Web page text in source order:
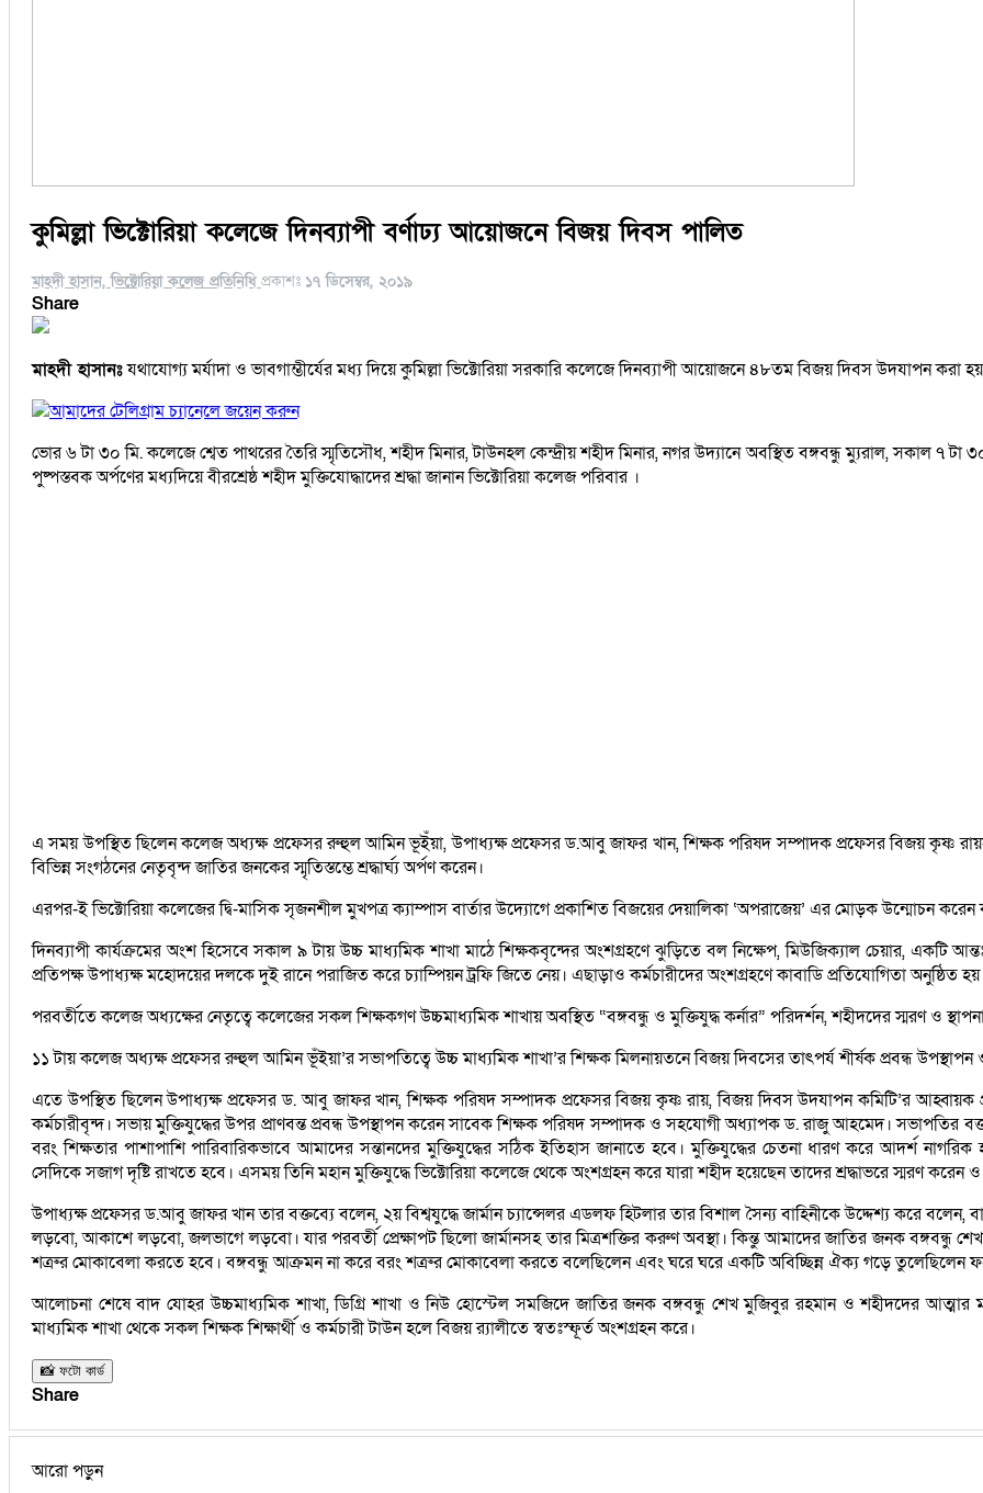
কুমিল্লা ভিক্টোরিয়া কলেজে দিনব্যাপী বর্ণাঢ্য আয়োজনে বিজয় দিবস পালিত
মাহদী হাসান, ভিক্টোরিয়া কলেজ প্রতিনিধি প্রকাশঃ ১৭ ডিসেম্বর, ২০১৯
Share
মাহদী হাসানঃযথাযোগ্য মর্যাদা ও ভাবগাম্ভীর্যের মধ্য দিয়ে কুমিল্লা ভিক্টোরিয়া সরকারি কলেজে দিনব্যাপী আয়োজনে ৪৮তম বিজয় দিবস উদযাপন করা
আমাদের টেলিগ্রাম চ্যানেলে জয়েন করুন
ভোর ৬ টা ৩০ মি. কলেজে শ্বেত পাথরের তৈরি স্মৃতিসৌধ, শহীদ মিনার, টাউনহল কেন্দ্রীয় শহীদ মিনার, নগর উদ্যানে অবস্থিত বঙ্গবন্ধু ম্যুরাল, সকাল ৭ টা
পুষ্পস্তবক অর্পণের মধ্যদিয়ে বীরশ্রেষ্ঠ শহীদ মুক্তিযোদ্ধাদের শ্রদ্ধা জানান ভিক্টোরিয়া কলেজ পরিবার ।
এ সময় উপস্থিত ছিলেন কলেজ অধ্যক্ষ প্রফেসর রুহুল আমিন ভূইঁয়া, উপাধ্যক্ষ প্রফেসর ড.আবু জাফর খান, শিক্ষক পরিষদ সম্পাদক প্রফেসর বিজয় কৃষ্ণ
বিভিন্ন সংগঠনের নেতৃবৃন্দ জাতির জনকের স্মৃতিস্তম্ভে শ্রদ্ধার্ঘ্য অর্পণ করেন।
এরপর-ই ভিক্টোরিয়া কলেজের দ্বি-মাসিক সৃজনশীল মুখপত্র ক্যাম্পাস বার্তার উদ্যোগে প্রকাশিত বিজয়ের দেয়ালিকা ‘অপরাজেয়’ এর মোড়ক উন্মোচন
দিনব্যাপী কার্যক্রমের অংশ হিসেবে সকাল ৯ টায় উচ্চ মাধ্যমিক শাখা মাঠে শিক্ষকবৃন্দের অংশগ্রহণে ঝুড়িতে বল নিক্ষেপ, মিউজিক্যাল চেয়ার, একটি
প্রতিপক্ষ উপাধ্যক্ষ মহোদয়ের দলকে দুই রানে পরাজিত করে চ্যাম্পিয়ন ট্রফি জিতে নেয়। এছাড়াও কর্মচারীদের অংশগ্রহণে কাবাডি প্রতিযোগিতা অনুষ্ঠিত
পরবর্তীতে কলেজ অধ্যক্ষের নেতৃত্বে কলেজের সকল শিক্ষকগণ উচ্চমাধ্যমিক শাখায় অবস্থিত “বঙ্গবন্ধু ও মুক্তিযুদ্ধ কর্নার” পরিদর্শন, শহীদদের স্মরণ ও
১১ টায় কলেজ অধ্যক্ষ প্রফেসর রুহুল আমিন ভূঁইয়া’র সভাপতিত্বে উচ্চ মাধ্যমিক শাখা’র শিক্ষক মিলনায়তনে বিজয় দিবসের তাৎপর্য শীর্ষক প্রবন্ধ
এতে উপস্থিত ছিলেন উপাধ্যক্ষ প্রফেসর ড. আবু জাফর খান, শিক্ষক পরিষদ সম্পাদক প্রফেসর বিজয় কৃষ্ণ রায়, বিজয় দিবস উদযাপন কমিটি’র আহ্বায়ক
কর্মচারীবৃন্দ। সভায় মুক্তিযুদ্ধের উপর প্রাণবন্ত প্রবন্ধ উপস্থাপন করেন সাবেক শিক্ষক পরিষদ সম্পাদক ও সহযোগী অধ্যাপক ড. রাজু আহমেদ।
বরং শিক্ষতার পাশাপাশি পারিবারিকভাবে আমাদের সন্তানদের মুক্তিযুদ্ধের সঠিক ইতিহাস জানাতে হবে। মুক্তিযুদ্ধের চেতনা ধারণ করে আদর্শ
সেদিকে সজাগ দৃষ্টি রাখতে হবে। এসময় তিনি মহান মুক্তিযুদ্ধে ভিক্টোরিয়া কলেজে থেকে অংশগ্রহন করে যারা শহীদ হয়েছেন তাদের শ্রদ্ধাভরে স্মরণ
উপাধ্যক্ষ প্রফেসর ড.আবু জাফর খান তার বক্তব্যে বলেন, ২য় বিশ্বযুদ্ধে জার্মান চ্যান্সেলর এডলফ হিটলার তার বিশাল সৈন্য বাহিনীকে উদ্দেশ্য করে
লড়বো, আকাশে লড়বো, জলভাগে লড়বো। যার পরবর্তী প্রেক্ষাপট ছিলো জার্মানসহ তার মিত্রশক্তির করুণ অবস্থা। কিন্তু আমাদের জাতির জনক বঙ্গবন্ধু
শত্রুর মোকাবেলা করতে হবে। বঙ্গবন্ধু আক্রমন না করে বরং শত্রুর মোকাবেলা করতে বলেছিলেন এবং ঘরে ঘরে একটি অবিচ্ছিন্ন ঐক্য গড়ে তুলেছিলেন
আলোচনা শেষে বাদ যোহর উচ্চমাধ্যমিক শাখা, ডিগ্রি শাখা ও নিউ হোস্টেল সমজিদে জাতির জনক বঙ্গবন্ধু শেখ মুজিবুর রহমান ও শহীদদের
মাধ্যমিক শাখা থেকে সকল শিক্ষক শিক্ষার্থী ও কর্মচারী টাউন হলে বিজয় র‌্যালীতে স্বতঃস্ফূর্ত অংশগ্রহন করে।
📸 ফটো কার্ড
Share
আরো পড়ুন